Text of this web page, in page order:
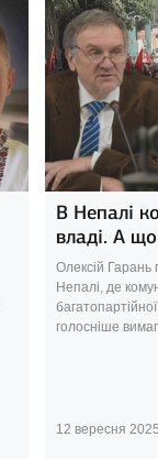
В Непалі
владі. А
Олексій Гарань
Непалі, де
голосніше
12 вересня 2025